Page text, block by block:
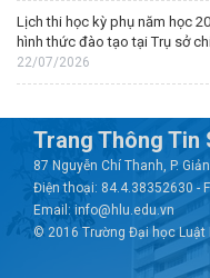
Lịch thi học kỳ phụ năm học
hình thức đào tạo tại Trụ sở
22/07/2026
Trang Thông Tin
87 Nguyễn Chí Thanh, P.
Điện thoại: 84.4.38352630 -
Email: info@hlu.edu.vn
© 2016 Trường Đại học Luật